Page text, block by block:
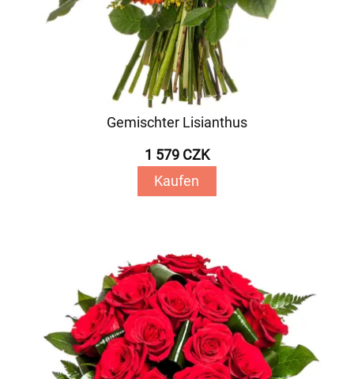
Gemischter Lisianthus
1 579 CZK
Kaufen